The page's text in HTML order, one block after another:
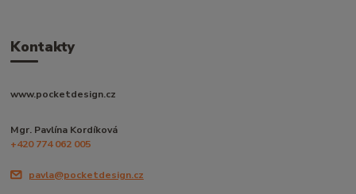
Kontakty
www.pocketdesign.cz
Mgr. Pavlína Kordíková
+420 774 062 005
pavla@pocketdesign.cz